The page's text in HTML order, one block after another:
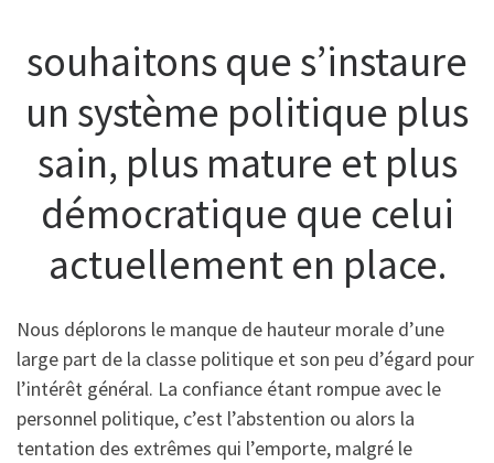
souhaitons que s’instaure
un système politique plus
sain, plus mature et plus
démocratique que celui
actuellement en place.
Nous déplorons le manque de hauteur morale d’une
large part de la classe politique et son peu d’égard pour
l’intérêt général. La confiance étant rompue avec le
personnel politique, c’est l’abstention ou alors la
tentation des extrêmes qui l’emporte, malgré le